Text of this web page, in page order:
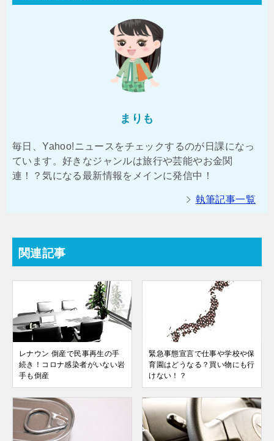
まりも
毎日、Yahoo!ニュースをチェックするのが日課になっ
ています。好きなジャンルは旅行や芸能やお金関
連！？気になる最新情報をメインに発信中！
執筆記事一覧
関連記事
レナウン 倒産で民事再生の手
続き！コロナ感染者がいない岩
手も倒産
緊急事態宣言で仕事や学校や保
育園はどうなる？買い物にも行
けない！？